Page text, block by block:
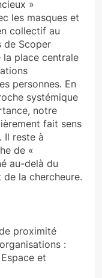
»
les masques et
collectif au
de Scoper
place centrale
personnes. En
systémique
notre
fait sens
Il reste à
de «
au-delà du
la chercheure.
proximité
:
et